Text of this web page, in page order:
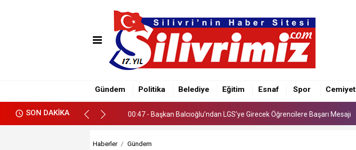
Gündem Politika Belediye Eğitim Esnaf Spor Cemiyet
SON DAKİKA
00:38 - Çayırdere Mahallesi’nde İlk Kez “Şalvar Gecesi” Düzenlenecek
00:38 - Çayırdere Mahallesi’nde İlk Kez “Şalvar Gecesi” Düzenlenecek
00:47 - Başkan Balcıoğlu’ndan LGS’ye Girecek Öğrencilere Başarı Mesajı
Haberler Gündem